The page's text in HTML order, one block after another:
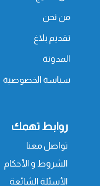
من نحن
تقديم بلاغ
المدونة
سياسة الخصوصية
روابط تهمك
تواصل معنا
الشروط و الأحكام
الأسئلة الشائعة